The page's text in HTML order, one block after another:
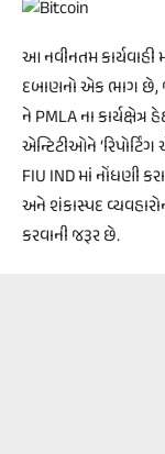
આ નવીનતમ કાર્યવાહી
દબાણનો એક ભાગ છે,
ને PMLA ના
એન્ટિટીઓને
FIU IND માં નોંધણી
અને શંકાસ્પદ
કરવાની જરૂર છે.